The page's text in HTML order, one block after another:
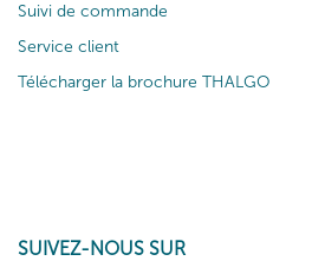
Suivi de commande
Service client
Télécharger la brochure THALGO
SUIVEZ-NOUS SUR